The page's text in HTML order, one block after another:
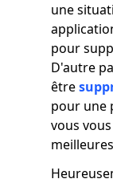
une
pour
D'autre
être
pour une
vous